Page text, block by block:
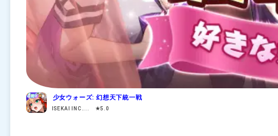
少女ウォーズ: 幻想天下統一戦
ISEKAI INC.... ★5.0